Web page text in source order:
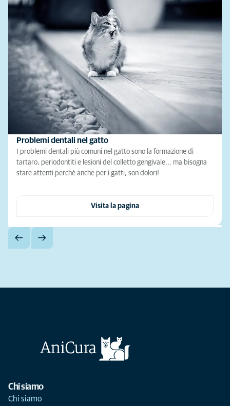
Problemi dentali nel gatto
I problemi dentali più comuni nel gatto sono la formazione di
tartaro, periodontiti e lesioni del colletto gengivale... ma bisogna
stare attenti perchè anche per i gatti, son dolori!
Visita la pagina
Chi siamo
Chi siamo